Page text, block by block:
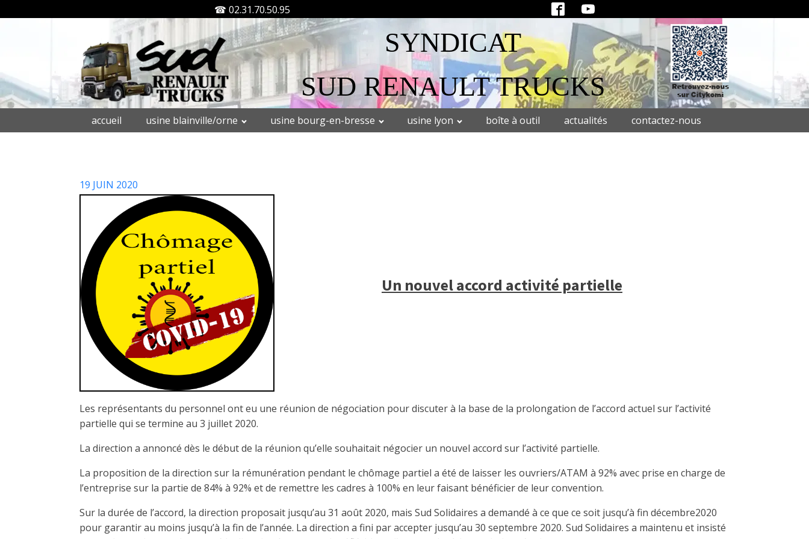
☎ 02.31.70.50.95
SYNDICAT
SUD RENAULT TRUCKS
accueil usine blainville/orne usine bourg-en-bresse usine lyon boîte à outil actualités contactez-nous
19 JUIN 2020
Un nouvel accord activité partielle
Les représentants du personnel ont eu une réunion de négociation pour discuter à la base de la prolongation de l’accord actuel sur l’activité
partielle qui se termine au 3 juillet 2020.
La direction a annoncé dès le début de la réunion qu’elle souhaitait négocier un nouvel accord sur l’activité partielle.
La proposition de la direction sur la rémunération pendant le chômage partiel a été de laisser les ouvriers/ATAM à 92% avec prise en charge de
l’entreprise sur la partie de 84% à 92% et de remettre les cadres à 100% en leur faisant bénéficier de leur convention.
Sur la durée de l’accord, la direction proposait jusqu’au 31 août 2020, mais Sud Solidaires a demandé à ce que ce soit jusqu’à fin décembre2020
pour garantir au moins jusqu’à la fin de l’année. La direction a fini par accepter jusqu’au 30 septembre 2020. Sud Solidaires a maintenu et insisté